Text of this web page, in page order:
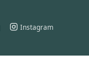
Instagram